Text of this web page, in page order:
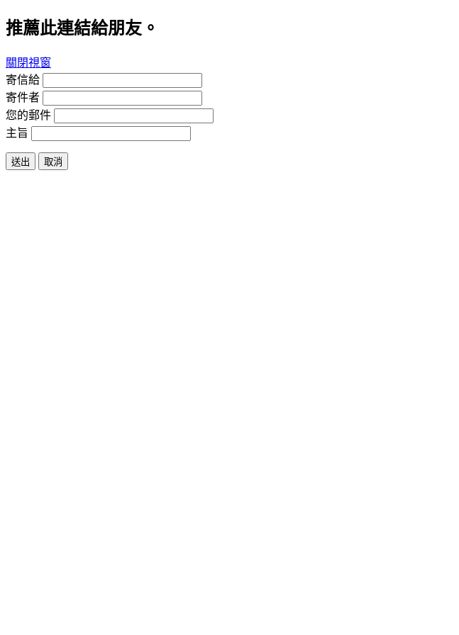
推薦此連結給朋友。
關閉視窗
寄信給
寄件者
您的郵件
主旨
送出 取消